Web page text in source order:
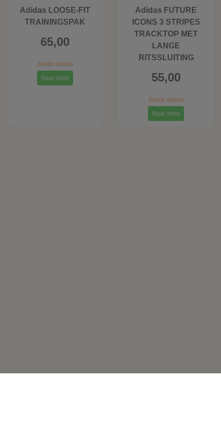
Adidas LOOSE-FIT
TRAININGSPAK
65,00
Bekijk details
Naar shop
Adidas FUTURE
ICONS 3 STRIPES
TRACKTOP MET
LANGE
RITSSLUITING
55,00
Bekijk details
Naar shop